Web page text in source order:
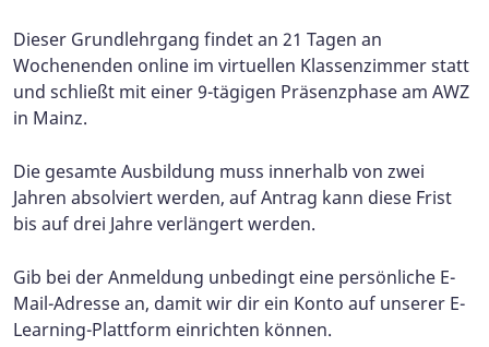
Dieser Grundlehrgang findet an 21 Tagen an
Wochenenden online im virtuellen Klassenzimmer statt
und schließt mit einer 9-tägigen Präsenzphase am AWZ
in Mainz.
Die gesamte Ausbildung muss innerhalb von zwei
Jahren absolviert werden, auf Antrag kann diese Frist
bis auf drei Jahre verlängert werden.
Gib bei der Anmeldung unbedingt eine persönliche E-
Mail-Adresse an, damit wir dir ein Konto auf unserer E-
Learning-Plattform einrichten können.